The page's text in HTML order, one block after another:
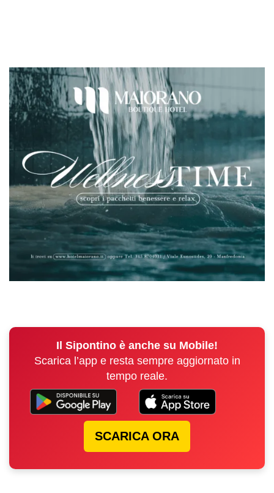
Il Sipontino è anche su Mobile!
Scarica l’app e resta sempre aggiornato in
tempo reale.
SCARICA ORA